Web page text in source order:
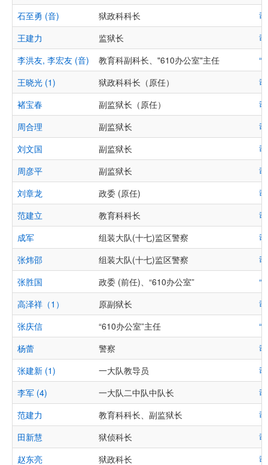
石至勇 (音)
狱政科科长
王建力
监狱长
李洪友, 李宏友 (音)
教育科副科长、"610办公室"主任
王晓光 (1)
狱政科科长（原任）
褚宝春
副监狱长（原任）
周合理
副监狱长
刘文国
副监狱长
周彦平
副监狱长
刘章龙
政委 (原任)
范建立
教育科科长
成军
组装大队(十七)监区警察
张炜邵
组装大队(十七)监区警察
张胜国
政委 (前任)、“610办公室”
高泽祥（1）
原副狱长
张庆信
“610办公室”主任
杨蕾
警察
张建新 (1)
一大队教导员
李军 (4)
一大队二中队中队长
范建力
教育科科长、副监狱长
田新慧
狱侦科长
赵东亮
狱政科长